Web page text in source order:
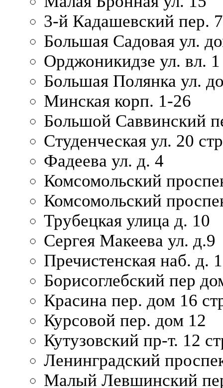
3-й Кадашевский пер.
Большая Садовая ул.
Орджоникидзе ул. вл. 1
Большая Полянка ул.
Минская корп. 1-26
Большой Саввинский
Студенческая ул. 20
Фадеева ул. д. 4
Комсомольский
Комсомольский
Трубецкая улица д. 10
Сергея Макеева ул. д.9
Пречистенская наб. д.
Борисоглебский пер
Красина пер. дом 16
Курсовой пер. дом 12
Кутузовский пр-т. 12
Ленинградский
Малый Левшинский